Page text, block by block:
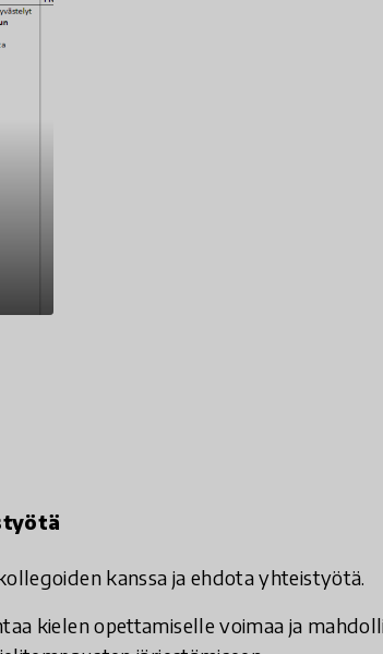
kanssa ja ehdota yhteistyötä.
kielen opettamiselle voimaa ja